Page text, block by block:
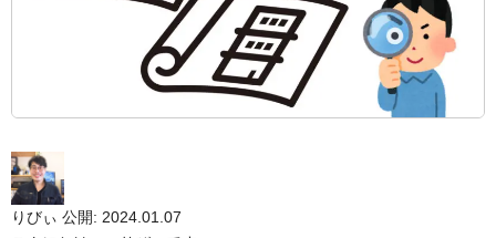
りびぃ 公開: 2024.01.07